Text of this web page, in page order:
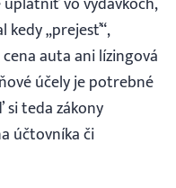
kedy „prejesť“,
auta ani lízingová
účely je potrebné
si teda zákony
účtovníka či